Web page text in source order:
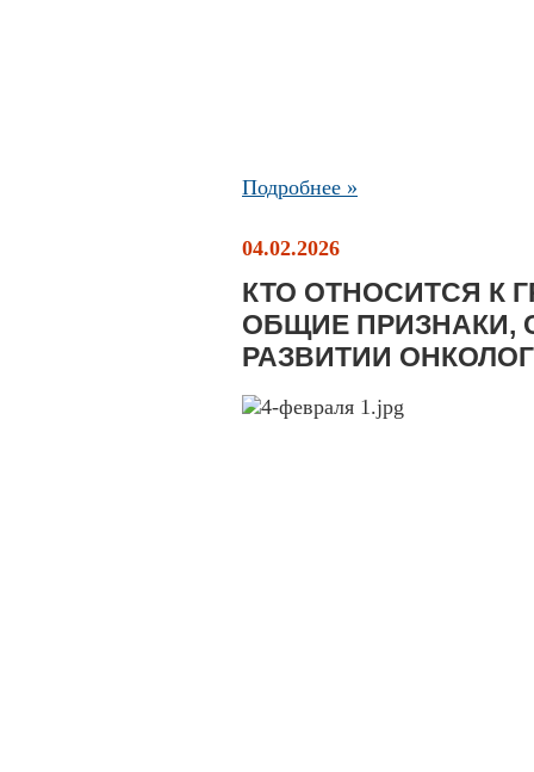
Подробнее »
04.02.2026
КТО ОТНОСИТСЯ К
ОБЩИЕ ПРИЗНАКИ,
РАЗВИТИИ